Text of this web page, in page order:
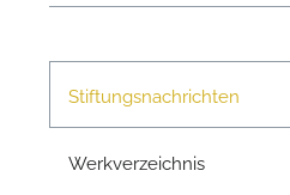
Stiftungsnachrichten
Werkverzeichnis